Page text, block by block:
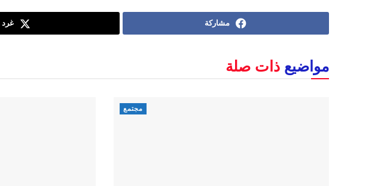
مشاركة غرد
مواضيع ذات صلة
مجتمع